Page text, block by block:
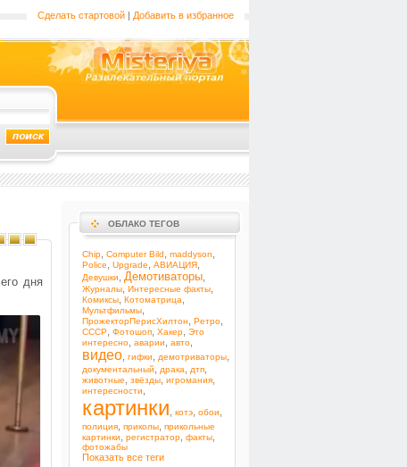
Сделать стартовой | Добавить в избранное
дня
ОБЛАКО ТЕГОВ
Chip Computer Bild maddyson
Police Upgrade АВИАЦИЯ
Девушки Демотиваторы
Журналы Интересные факты
Комиксы Котоматрица
Мультфильмы
ПрожекторПерисХилтон Ретро
СССР Фотошоп Хакер Это
интересно аварии авто
видео гифки демотриваторы
документальный драка дтп
животные звёзды игромания
интересности
картинки котэ обои
полиция приколы прикольные
картинки
регистратор факты
фотожабы
Показать все теги